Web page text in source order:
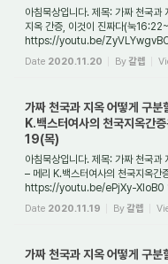
아침묵상입니다. 제목: 가짜 천국
지옥 간증, 이것이 진짜다(눅
https://youtu.be/ZyVLYwgvBCs
어떻게 알 수 있나요? 요즘 천국과 지
Date 2020.11.20 By갈렙
가짜 천국과 지옥 어떻게 구
K.백스터여사의 천국지옥
19(목)
아침묵상입니다. 제목: 가짜 천국
– 메리 K.백스터여사의 천국지옥
https://youtu.be/ePjXy-XIoB0 1.
케더린...
Date 2020.11.19 By갈렙
가짜 천국과 지옥 어떻게 구